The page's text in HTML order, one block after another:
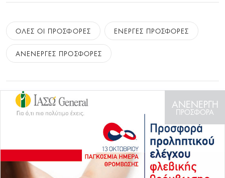
ΟΛΕΣ ΟΙ ΠΡΟΣΦΟΡΕΣ ΕΝΕΡΓΕΣ ΠΡΟΣΦΟΡΕΣ
ΑΝΕΝΕΡΓΕΣ ΠΡΟΣΦΟΡΕΣ
ΑΝΕΝΕΡΓΗ
ΠΡΟΣΦΟΡΑ